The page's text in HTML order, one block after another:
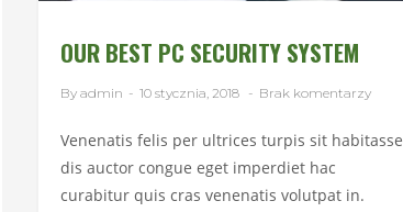
OUR BEST PC SECURITY SYSTEM
By admin - 10 stycznia, 2018 - Brak komentarzy
Venenatis felis per ultrices turpis sit habitasse
dis auctor congue eget imperdiet hac
curabitur quis cras venenatis volutpat in.